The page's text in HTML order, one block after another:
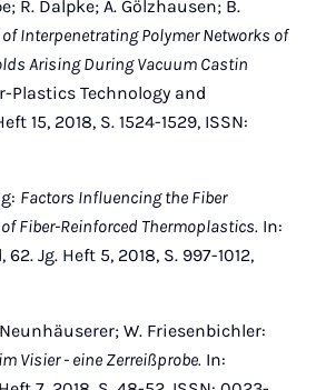
R. Dalpke; A. Gölzhausen; B.
Interpenetrating Polymer Networks of
Arising During Vacuum Castin
Plastics Technology and
15, 2018, S. 1524-1529, ISSN:
Factors Influencing the Fiber
Fiber-Reinforced Thermoplastics. In:
Jg. Heft 5, 2018, S. 997-1012,
W. Friesenbichler:
Visier - eine Zerreißprobe. In: